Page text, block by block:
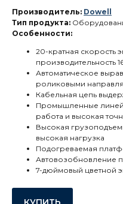
Производитель: Dowell
Тип продукта:
Особенности:
20-кратная скорость
производительность
Автоматическое
роликовыми
Кабельная цепь
Промышленные
работа и высокая
Высокая
высокая нагрузка
Подогреваемая
Автовозобновление
7-дюймовый цветной